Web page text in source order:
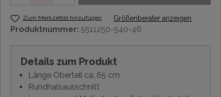
Zum Merkzettel hinzufügen Größenberater anzeigen
Produktnummer: 5511250-540-46
Details zum Produkt
Länge Oberteil ca. 65 cm
Rundhalsausschnitt